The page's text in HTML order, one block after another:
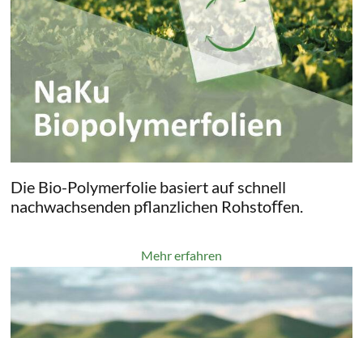
Die Bio-Polymerfolie basiert auf schnell
nachwachsenden pflanzlichen Rohstoﬀen.
Mehr erfahren